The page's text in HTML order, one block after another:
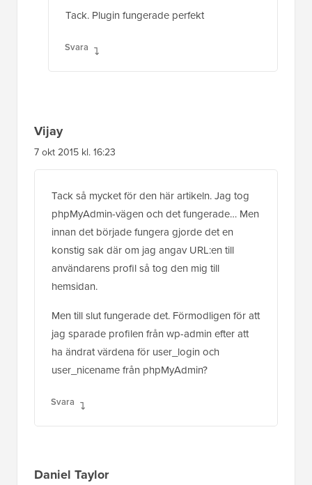
Tack. Plugin fungerade perfekt
Svara
Vijay
7 okt 2015 kl. 16:23
Tack så mycket för den här artikeln. Jag tog
phpMyAdmin-vägen och det fungerade… Men
innan det började fungera gjorde det en
konstig sak där om jag angav URL:en till
användarens profil så tog den mig till
hemsidan.
Men till slut fungerade det. Förmodligen för att
jag sparade profilen från wp-admin efter att
ha ändrat värdena för user_login och
user_nicename från phpMyAdmin?
Svara
Daniel Taylor